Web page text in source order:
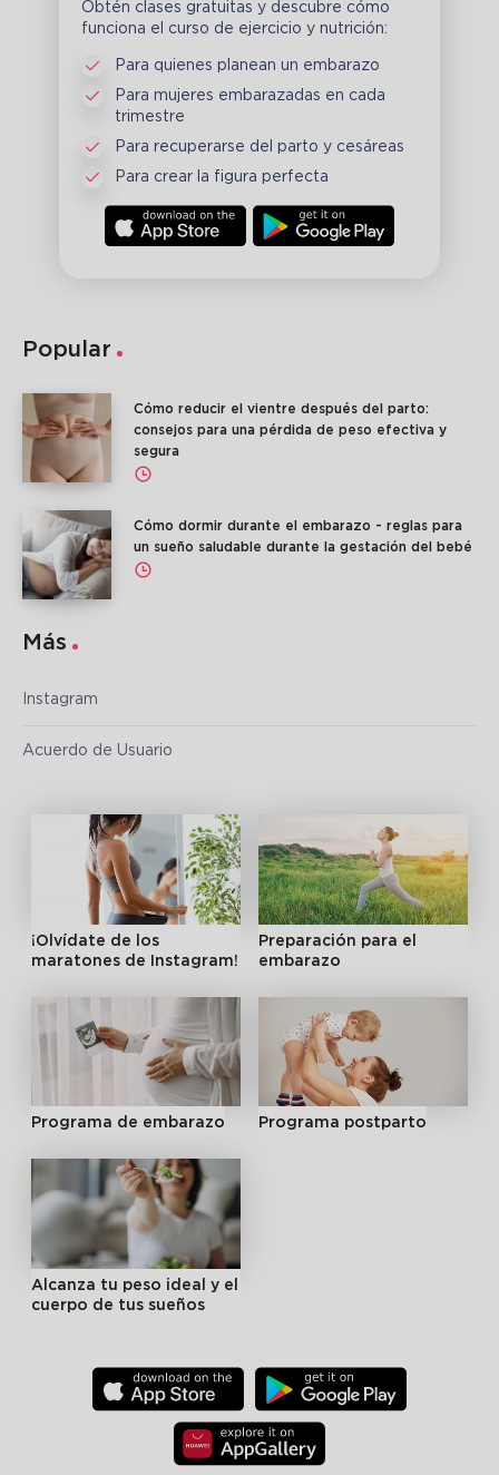
Obtén clases gratuitas y descubre cómo
funciona el curso de ejercicio y nutrición:
Para quienes planean un embarazo
Para mujeres embarazadas en cada
trimestre
Para recuperarse del parto y cesáreas
Para crear la figura perfecta
Popular
Cómo reducir el vientre después del parto:
consejos para una pérdida de peso efectiva y
segura
Cómo dormir durante el embarazo - reglas para
un sueño saludable durante la gestación del bebé
Más
Instagram
Acuerdo de Usuario
¡Olvídate de los
maratones de Instagram!
Preparación para el
embarazo
Programa de embarazo Programa postparto
Alcanza tu peso ideal y el
cuerpo de tus sueños